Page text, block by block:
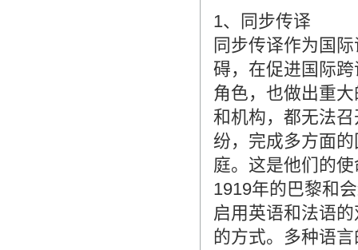
1、同步传译
同步传译作为国
碍，在促进国际
角色，也做出重
和机构，都无法
纷，完成多方面
庭。这是他们的
1919年的巴黎和
启用英语和法语
的方式。多种语